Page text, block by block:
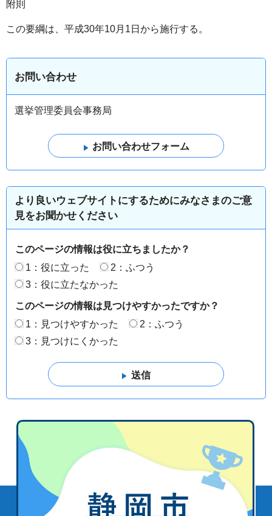
附則
この要綱は、平成30年10月1日から施行する。
お問い合わせ
選挙管理委員会事務局
より良いウェブサイトにするためにみなさまのご意
見をお聞かせください
このページの情報は役に立ちましたか？
1：役に立った
2：ふつう
3：役に立たなかった
このページの情報は見つけやすかったですか？
1：見つけやすかった
2：ふつう
3：見つけにくかった